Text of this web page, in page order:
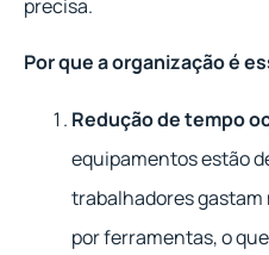
precisa.
Por que a organização é
Redução de tempo
equipamentos estão
trabalhadores
por ferramentas, o